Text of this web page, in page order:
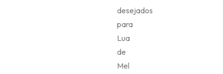
desejados
para
Lua
de
Mel